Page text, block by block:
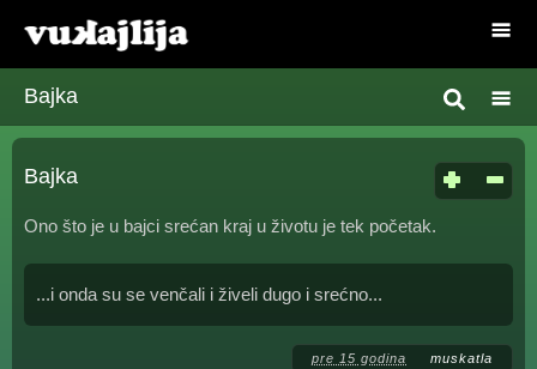
Bajka
Bajka
Ono što je u bajci srećan kraj u životu je tek početak.
...i onda su se venčali i živeli dugo i srećno...
pre 15 godina muskatla